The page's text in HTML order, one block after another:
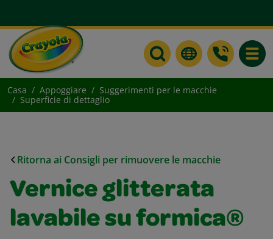
Casa Appoggiare
Suggerimenti per le macchie
Superficie di dettaglio
Ritorna ai Consigli per rimuovere le macchie
Vernice glitterata
lavabile su formica®